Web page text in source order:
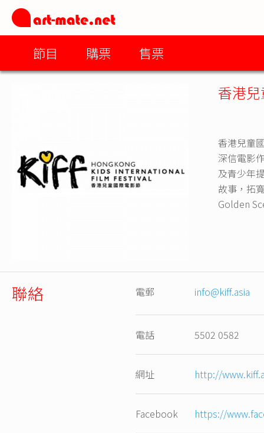
節目 購票 售票
香港
香港兒童
深信電影
及青少年
故事，拓
Golden
聯絡 電郵 info@kiff.asia
電話 5502 0582
網址 http://
Facebook https://